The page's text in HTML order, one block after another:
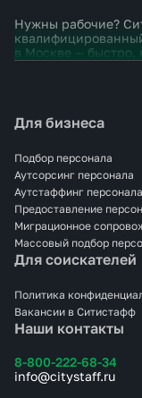
Нужны рабочие?
в Москве — быстро,
Наши контакты
8-800-222-68-34
info@citystaff.ru
Для бизнеса
Подбор персонала
Аутсорсинг персонала
Аутстаффинг персонала
Предоставление
Миграционное
Массовый подбор
Для соискателей
Политика
Вакансии в Ситистафф